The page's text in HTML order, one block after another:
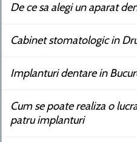
De ce sa alegi un aparat
Cabinet stomatologic in
Implanturi dentare in
Cum se poate realiza o
patru implanturi